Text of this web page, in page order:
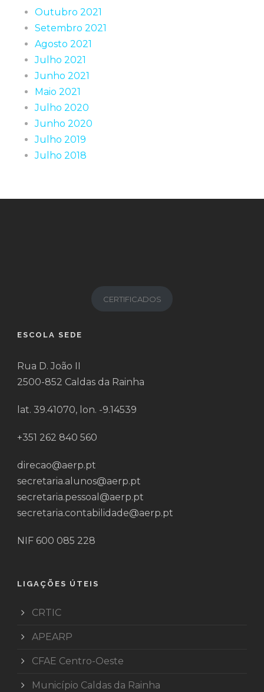
Outubro 2021
Setembro 2021
Agosto 2021
Julho 2021
Junho 2021
Maio 2021
Julho 2020
Junho 2020
Julho 2019
Julho 2018
CERTIFICADOS
ESCOLA SEDE
Rua D. João II
2500-852 Caldas da Rainha
lat. 39.41070, lon. -9.14539
+351 262 840 560
direcao@aerp.pt
secretaria.alunos@aerp.pt
secretaria.pessoal@aerp.pt
secretaria.contabilidade@aerp.pt
NIF 600 085 228
LIGAÇÕES ÚTEIS
CRTIC
APEARP
CFAE Centro-Oeste
Município Caldas da Rainha